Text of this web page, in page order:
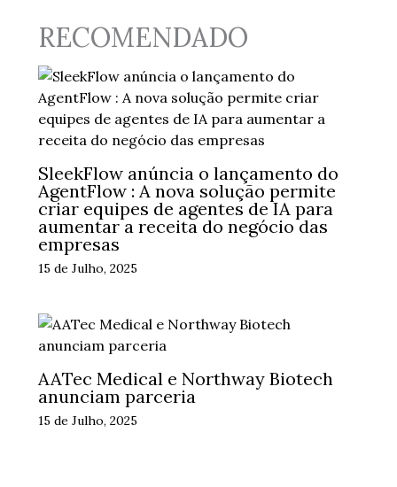
RECOMENDADO
SleekFlow anúncia o lançamento do
AgentFlow : A nova solução permite
criar equipes de agentes de IA para
aumentar a receita do negócio das
empresas
15 de Julho, 2025
AATec Medical e Northway Biotech
anunciam parceria
15 de Julho, 2025